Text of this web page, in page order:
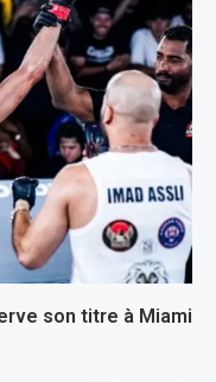
son titre à Miami